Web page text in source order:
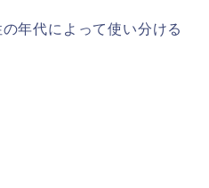
年代によって使い分ける